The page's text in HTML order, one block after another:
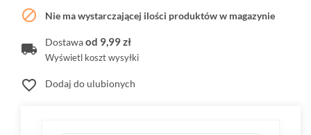
 Nie ma wystarczającej ilości produktów w magazynie
Dostawaod 9,99 zł
Wyświetl koszt wysyłki
favorite_border Dodaj do ulubionych